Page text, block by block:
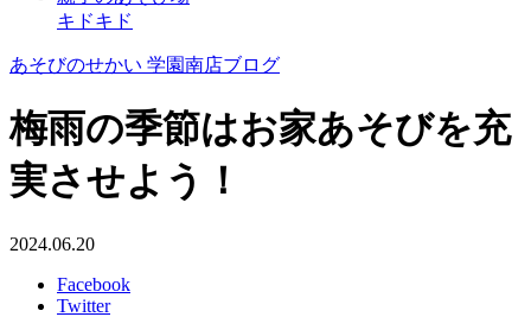
キドキド
あそびのせかい 学園南店ブログ
梅雨の季節はお家あそびを充
実させよう！
2024.06.20
Facebook
Twitter